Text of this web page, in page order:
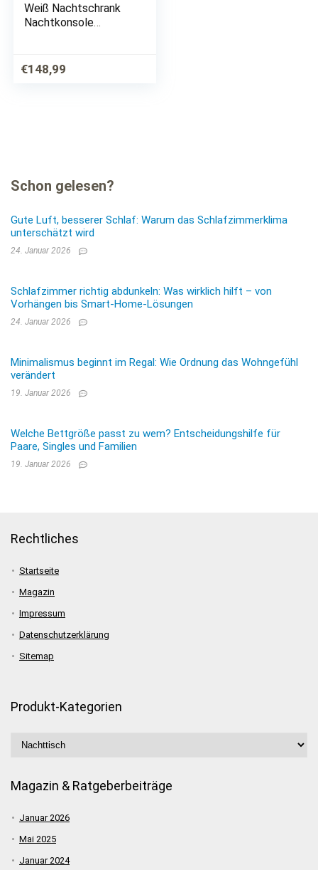
Weiß Nachtschrank
Nachtkonsole
€148,99
Schon gelesen?
Gute Luft, besserer Schlaf: Warum das Schlafzimmerklima
unterschätzt wird
24. Januar 2026
Schlafzimmer richtig abdunkeln: Was wirklich hilft – von
Vorhängen bis Smart-Home-Lösungen
24. Januar 2026
Minimalismus beginnt im Regal: Wie Ordnung das Wohngefühl
verändert
19. Januar 2026
Welche Bettgröße passt zu wem? Entscheidungshilfe für
Paare, Singles und Familien
19. Januar 2026
Rechtliches
Startseite
Magazin
Impressum
Datenschutzerklärung
Sitemap
Produkt-Kategorien
Magazin & Ratgeberbeiträge
Januar 2026
Mai 2025
Januar 2024